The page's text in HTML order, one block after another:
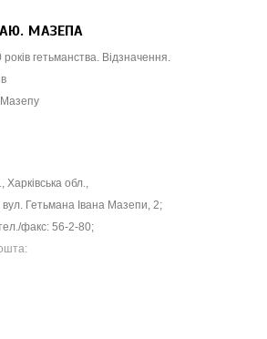
МАЗЕПА
гетьманства. Відзначення.
Мазепу
обл.,
Гетьмана Івана Мазепи, 2;
факс: 56-2-80;